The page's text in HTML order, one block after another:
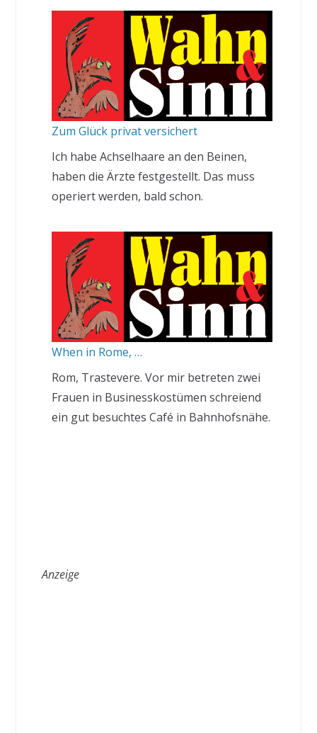
Zum Glück privat versichert
Ich habe Achselhaare an den Beinen,
haben die Ärzte festgestellt. Das muss
operiert werden, bald schon.
When in Rome, …
Rom, Trastevere. Vor mir betreten zwei
Frauen in Businesskostümen schreiend
ein gut besuchtes Café in Bahnhofsnähe.
Anzeige